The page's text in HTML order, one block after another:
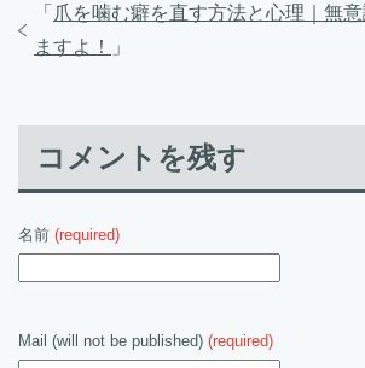
「 爪を噛む癖を直す方法と心理｜無
ますよ！
」
コメントを残す
名前 (required)
Mail (will not be published) (required)